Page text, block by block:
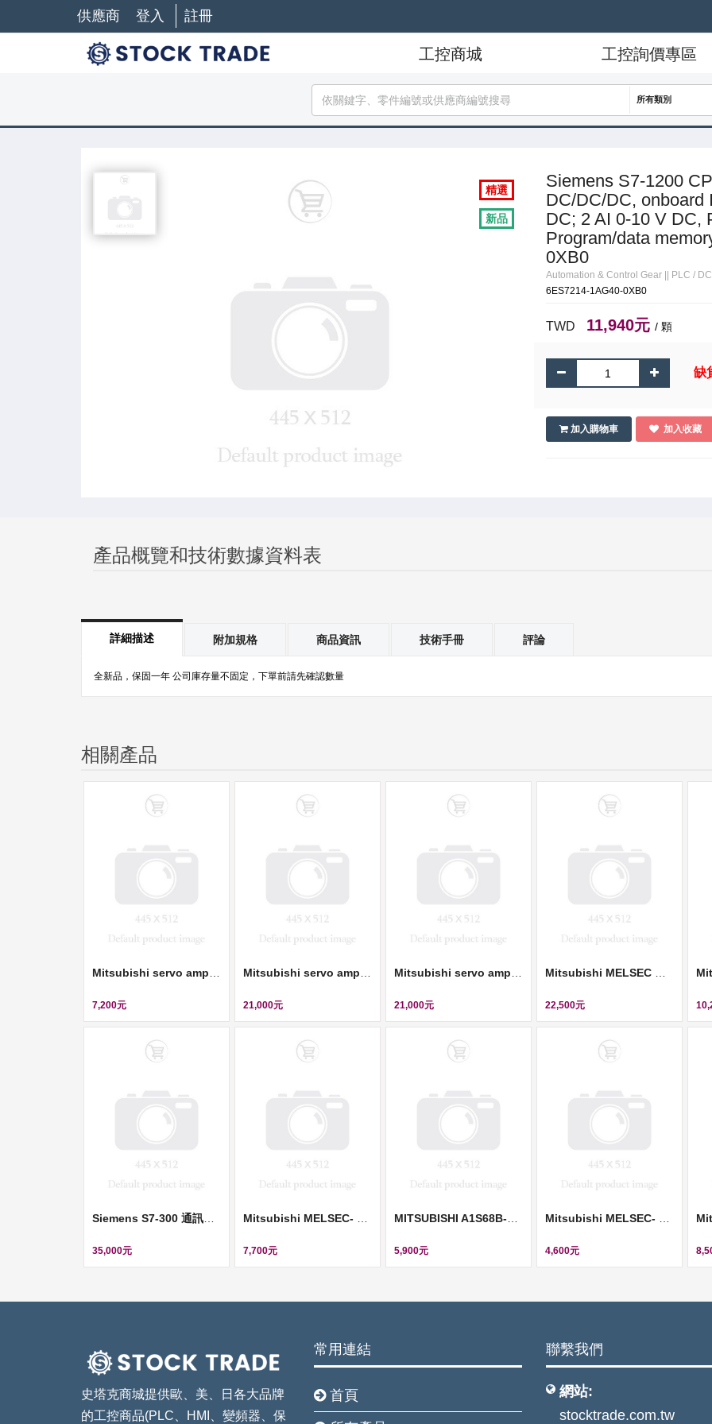
供應商 登入 註冊
工控商城 工控詢價專區
所有類別
精選
新品
Siemens S7-1200
DC/DC/DC, onboard
DC; 2 AI 0-10 V DC,
Program/data
0XB0
Automation & Control Gear
PLC /
6ES7214-1AG40-0XB0
TWD 11,940元 / 顆
缺
加入購物車 加入收藏
產品概覽和技術數據資料表
詳細描述 附加規格 商品資訊 技術手冊 評論
全新品，保固一年 公司庫存量不固定，下單前請先確認數量
相關產品
7,200元 21,000元 21,000元 22,500元
35,000元 7,700元 5,900元 4,600元
史塔克商城提供歐、美、日各大品牌
的工控商品(PLC、HMI、變頻器、保
常用連結
首頁
聯繫我們
網站:
stocktrade.com.tw